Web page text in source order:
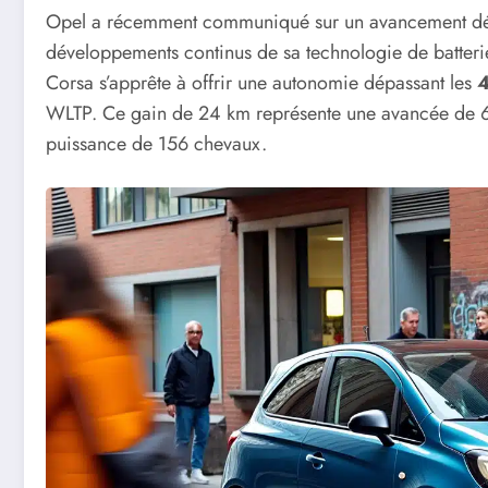
Opel a récemment communiqué sur un avancement
développements continus de sa technologie de
Corsa s’apprête à offrir une autonomie dépassant les
WLTP. Ce gain de 24 km représente une avancée
puissance de 156 chevaux.